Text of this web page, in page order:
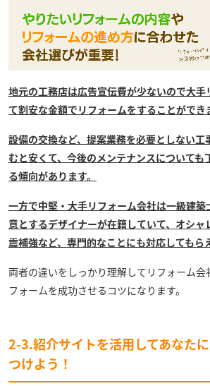
地元の工務店は広告宣伝費が少ないので大
て割安な金額でリフォームをすることができ
設備の交換など、提案業務を必要としない工
むと安くて、今後のメンテナンスについても
る傾向があります。
一方で中堅・大手リフォーム会社は一級建
意とするデザイナーが在籍していて、オシ
震補強など、専門的なことにも対応してもら
両者の違いをしっかり理解してリフォーム会
フォームを成功させるコツになります。
2-3.紹介サイトを活用してあなた
つけよう！